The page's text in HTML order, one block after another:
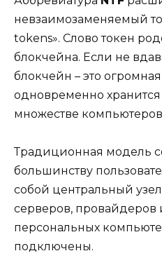
невзаимозаменяемый
tokens». Слово токен
блокчейна. Если не
блокчейн – это
одновременно
множестве
Традиционная модель
большинству
собой центральный
серверов, провайдеров
персональных
подключены.